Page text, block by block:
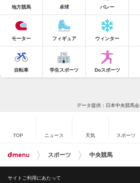
地方競馬 卓球 バレー
モーター フィギュア ウィンター
自転車 学生スポーツ Doスポーツ
データ提供：日本中央競馬会
TOP ニュース 天気 スポーツ
スポーツ 中央競馬
サイトご利用にあたって